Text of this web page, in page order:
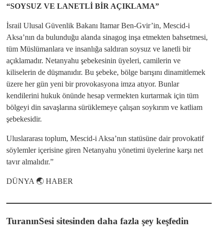
“SOYSUZ VE LANETLİ BİR AÇIKLAMA”
İsrail Ulusal Güvenlik Bakanı Itamar Ben-Gvir’in, Mescid-i
Aksa’nın da bulunduğu alanda sinagog inşa etmekten bahsetmesi,
tüm Müslümanlara ve insanlığa saldıran soysuz ve lanetli bir
açıklamadır. Netanyahu şebekesinin üyeleri, camilerin ve
kiliselerin de düşmanıdır. Bu şebeke, bölge barışını dinamitlemek
üzere her gün yeni bir provokasyona imza atıyor. Bunlar
kendilerini hukuk önünde hesap vermekten kurtarmak için tüm
bölgeyi din savaşlarına sürüklemeye çalışan soykırım ve katliam
şebekesidir.
Uluslararası toplum, Mescid-i Aksa’nın statüsüne dair provokatif
söylemler içerisine giren Netanyahu yönetimi üyelerine karşı net
tavır almalıdır.”
DÜNYA 🌏 HABER
TuranınSesi sitesinden daha fazla şey keşfedin